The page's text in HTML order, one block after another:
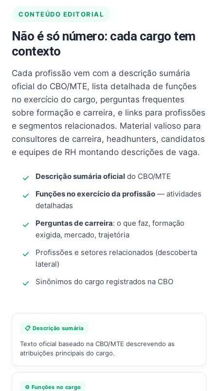
CONTEÚDO EDITORIAL
Não é só número: cada cargo tem
contexto
Cada profissão vem com a descrição sumária
oficial do CBO/MTE, lista detalhada de funções
no exercício do cargo, perguntas frequentes
sobre formação e carreira, e links para profissões
e segmentos relacionados. Material valioso para
consultores de carreira, headhunters, candidatos
e equipes de RH montando descrições de vaga.
Descrição sumária oficial do CBO/MTE
Funções no exercício da profissão — atividades
detalhadas
Perguntas de carreira: o que faz, formação
exigida, mercado, trajetória
Profissões e setores relacionados (descoberta
lateral)
Sinônimos do cargo registrados na CBO
📋 Descrição sumária
Texto oficial baseado na CBO/MTE descrevendo as
atribuições principais do cargo.
⚙️ Funções no cargo